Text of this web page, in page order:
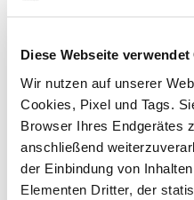
Diese Webseite verwendet
Wir nutzen auf unserer
Cookies, Pixel und Tags.
Browser Ihres Endgerätes
anschließend
der Einbindung von
Elementen Dritter, der
flexible Arbeitszeiten
Employer Experience
Anlagenbau immer mehr
Thema Nachhaltigkeit
Unternehmen den hohen
auch bei Bewerbern